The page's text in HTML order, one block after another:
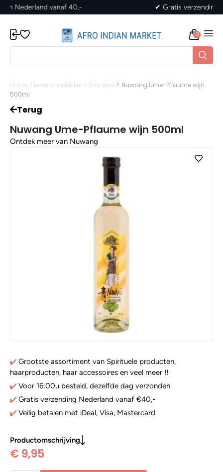
✔ Gratis verzending in Nederland vanaf 40,-
0
Home > Levensmiddelen > Drankjes > Nuwang Ume-Pflaume wijn
500ml
Terug
Nuwang Ume-Pflaume wijn 500ml
Ontdek meer van Nuwang
Grootste assortiment van Spirituele producten,
haarproducten, haar accessoires en veel meer !!
Voor 16:00u besteld, dezelfde dag verzonden
Gratis verzending Nederland vanaf €40,-
Veilig betalen met iDeal, Visa, Mastercard
Productomschrijving
€ 9,95